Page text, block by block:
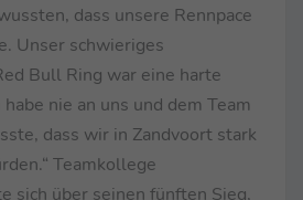
dass unsere Rennpace
Unser schwieriges
Bull Ring war eine harte
nie an uns und dem Team
dass wir in Zandvoort stark
Teamkollege
sich über seinen fünften Sieg,